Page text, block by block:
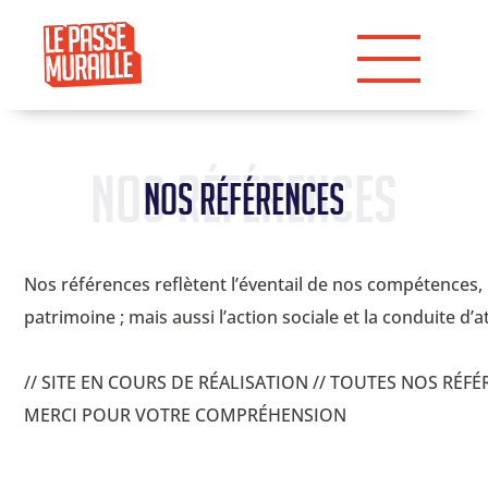
Nos références
Nos références
Nos références reflètent l’éventail de nos
patrimoine ; mais aussi l’action sociale et la conduite
// SITE EN COURS DE RÉALISATION // TOUTES NOS
MERCI POUR VOTRE COMPRÉHENSION